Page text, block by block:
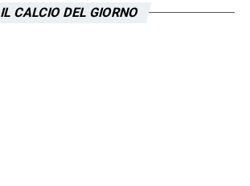
IL CALCIO DEL GIORNO